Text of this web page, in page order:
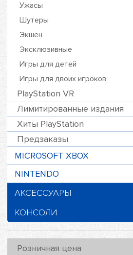
Ужасы
Шутеры
Экшен
Эксклюзивные
Игры для детей
Игры для двоих игроков
PlayStation VR
Лимитированные издания
Хиты PlayStation
Предзаказы
MICROSOFT XBOX
NINTENDO
АКСЕССУАРЫ
КОНСОЛИ
Розничная цена